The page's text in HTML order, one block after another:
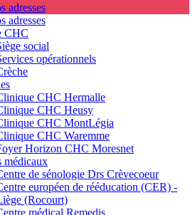
adresses
adresses
CHC
social
opérationnels
CHC Hermalle
CHC Heusy
CHC MontLégia
CHC Waremme
Horizon CHC Moresnet
médicaux
de sénologie Drs Crèvecoeur
européen de rééducation (CER) -
(Rocourt)
médical Remedis